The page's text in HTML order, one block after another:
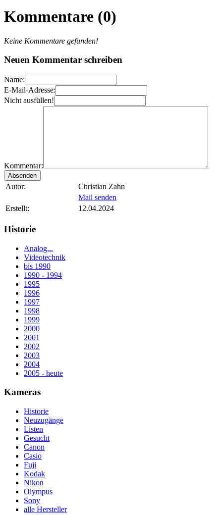
Kommentare (0)
Keine Kommentare gefunden!
Neuen Kommentar schreiben
Name:
E-Mail-Adresse:
Nicht ausfüllen!
Kommentar:
Autor:
Christian Zahn
Mail senden
Erstellt:
12.04.2024
Historie
Analog...
Videotechnik
bis 1990
1990 - 1994
1995
1996
1997
1998
1999
2000
2001
2002
2003
2004
2005 - heute
Kameras
Historie
Neuzugänge
Listen
Gesucht
Canon
Casio
Fuji
Kodak
Nikon
Olympus
Sony
alle Hersteller